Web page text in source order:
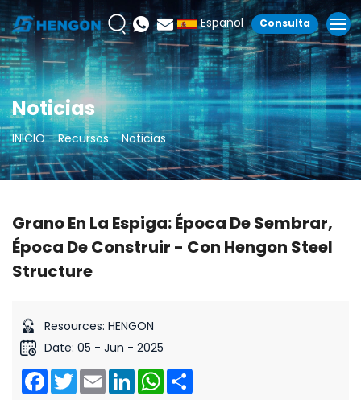
Español Consulta
Noticias
INICIO Recursos Noticias
Grano En La Espiga: Época De Sembrar,
Época De Construir - Con Hengon Steel
Structure
Resources: HENGON
Date: 05 - Jun - 2025
Facebook
TwitterEmailLinkedInWhatsApp